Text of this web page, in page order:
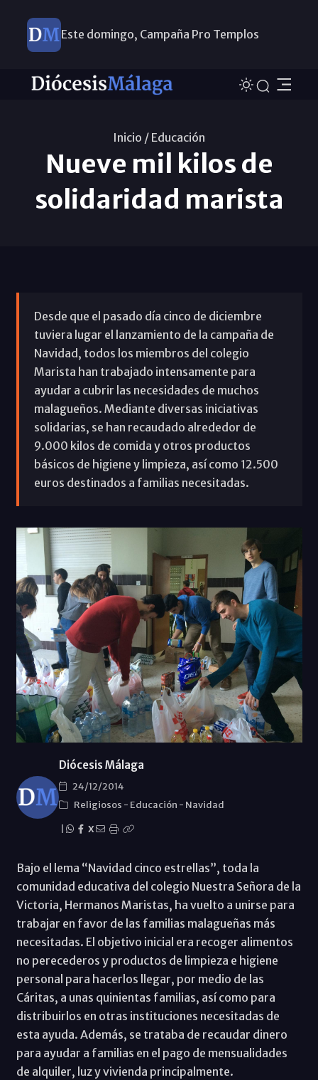
Este domingo, Campaña Pro Templos
Inicio / Educación
Nueve mil kilos de
solidaridad marista
Desde que el pasado día cinco de diciembre
tuviera lugar el lanzamiento de la campaña de
Navidad, todos los miembros del colegio
Marista han trabajado intensamente para
ayudar a cubrir las necesidades de muchos
malagueños. Mediante diversas iniciativas
solidarias, se han recaudado alrededor de
9.000 kilos de comida y otros productos
básicos de higiene y limpieza, así como 12.500
euros destinados a familias necesitadas.
Diócesis Málaga
24/12/2014
Religiosos - Educación - Navidad
X
Bajo el lema “Navidad cinco estrellas”, toda la
comunidad educativa del colegio Nuestra Señora de la
Victoria, Hermanos Maristas, ha vuelto a unirse para
trabajar en favor de las familias malagueñas más
necesitadas. El objetivo inicial era recoger alimentos
no perecederos y productos de limpieza e higiene
personal para hacerlos llegar, por medio de las
Cáritas, a unas quinientas familias, así como para
distribuirlos en otras instituciones necesitadas de
esta ayuda. Además, se trataba de recaudar dinero
para ayudar a familias en el pago de mensualidades
de alquiler, luz y vivienda principalmente.